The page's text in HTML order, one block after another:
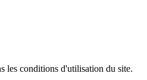
les conditions d'utilisation du site.